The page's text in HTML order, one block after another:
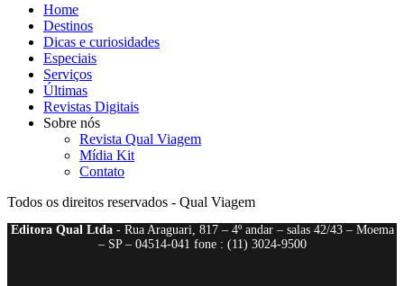
Home
Destinos
Dicas e curiosidades
Especiais
Serviços
Últimas
Revistas Digitais
Sobre nós
Revista Qual Viagem
Mídia Kit
Contato
Todos os direitos reservados - Qual Viagem
Editora Qual Ltda- Rua Araguari, 817 – 4º andar – salas 42/43 – Moema
– SP – 04514-041 fone : (11) 3024-9500